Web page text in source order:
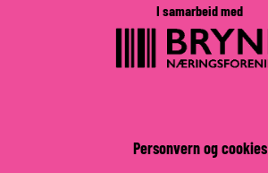
I samarbeid med
Personvern og cookies